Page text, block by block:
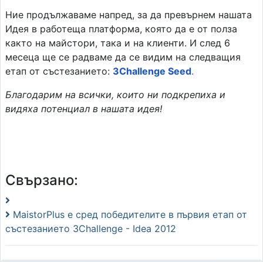
Ние продължаваме напред, за да превърнем нашата
Идея в работеща платформа, която да е от полза
както на майстори, така и на клиенти. И след 6
месеца ще се радваме да се видим на следващия
етап от състезанието: 3Challenge Seed.
Благодарим на всички, които ни подкрепиха и
видяха потенциал в нашата идея!
Свързано:
MaistorPlus е сред победителите в първия етап от
състезанието 3Challenge - Idea 2012